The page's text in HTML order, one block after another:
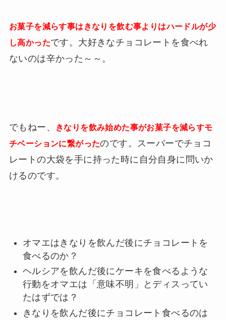
お菓子を減らす事はきなりを飲む事よりはハードルが少
し高かったです。大好きなチョコレートを食べれ
ないのは辛かった～～。
でもねー、
きなりを飲み始めた事がお菓子を減らすモ
チベーションに繋がったのです。スーパーでチョコ
レートの大袋を手に持った時に自分自身に問いか
けるのです。
オマエはきなりを飲んだ後にチョコレートを
食べるのか？
ヘルシアを飲んだ後にケーキを食べるような
行動をオマエは「意味不明」とディスってい
たはずでは？
きなりを飲んだ後にチョコレート食べるのは